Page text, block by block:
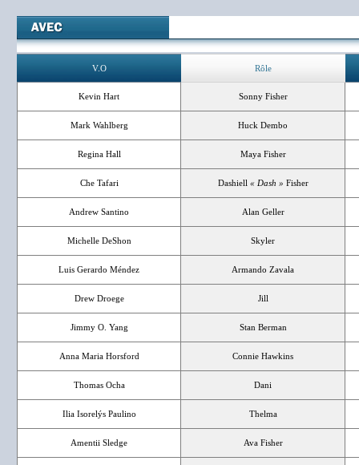
V.O Rôle
Kevin Hart Sonny Fisher
Mark Wahlberg Huck Dembo
Regina Hall Maya Fisher
Che Tafari Dashiell « Dash » Fisher
Andrew Santino Alan Geller
Michelle DeShon Skyler
Luis Gerardo Méndez Armando Zavala
Drew Droege Jill
Jimmy O. Yang Stan Berman
Anna Maria Horsford Connie Hawkins
Thomas Ocha Dani
Ilia Isorelýs Paulino Thelma
Amentii Sledge Ava Fisher